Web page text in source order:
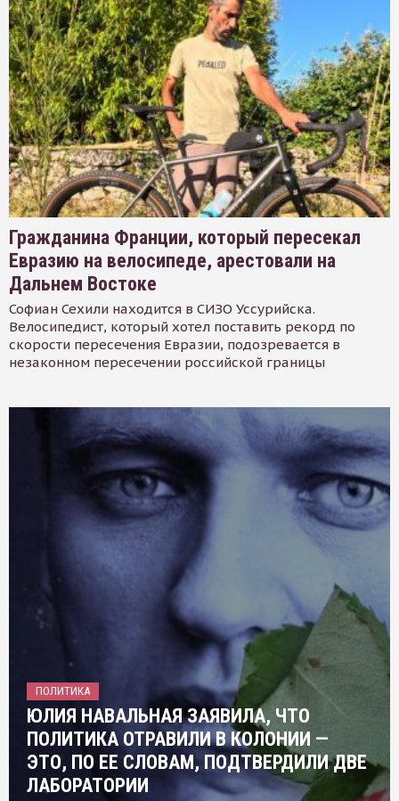
Гражданина Франции, который пересекал
Евразию на велосипеде, арестовали на
Дальнем Востоке
Софиан Сехили находится в СИЗО Уссурийска.
Велосипедист, который хотел поставить рекорд по
скорости пересечения Евразии, подозревается в
незаконном пересечении российской границы
ПОЛИТИКА
ЮЛИЯ НАВАЛЬНАЯ ЗАЯВИЛА, ЧТО
ПОЛИТИКА ОТРАВИЛИ В КОЛОНИИ —
ЭТО, ПО ЕЕ СЛОВАМ, ПОДТВЕРДИЛИ ДВЕ
ЛАБОРАТОРИИ